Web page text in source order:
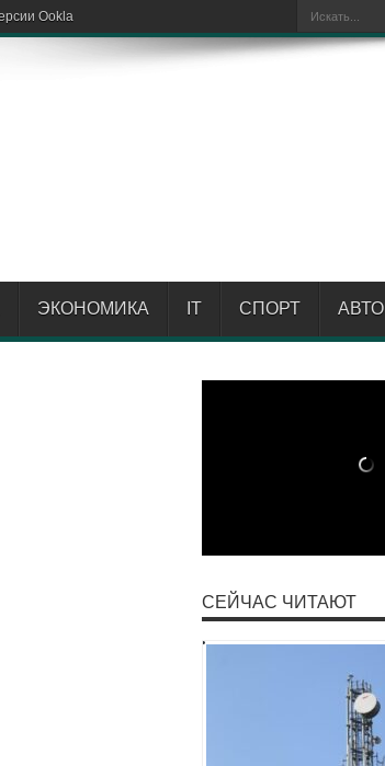
ЭКОНОМИКА IT СПОРТ АВТО
СЕЙЧАС ЧИТАЮТ